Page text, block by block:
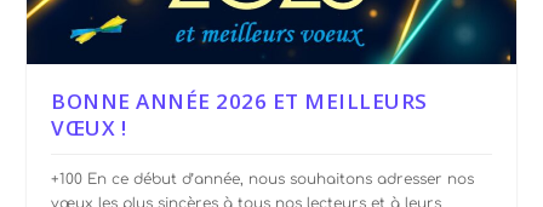
BONNE ANNÉE 2026 ET MEILLEURS
VŒUX !
+100 En ce début d’année, nous souhaitons adresser nos